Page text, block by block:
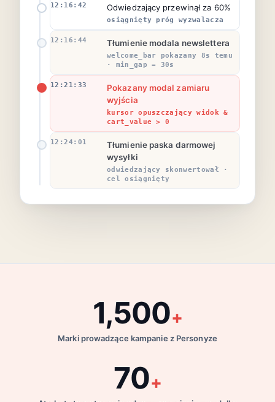
12:16:42 Odwiedzający przewinął za 60%
osiągnięty próg wyzwalacza
12:16:44 Tłumienie modala newslettera
welcome_bar pokazany 8s temu
· min_gap = 30s
12:21:33
Pokazany modal zamiaru
wyjścia
kursor opuszczający widok &
cart_value > 0
12:24:01
Tłumienie paska darmowej
wysyłki
odwiedzający skonwertował ·
cel osiągnięty
1,500+
Marki prowadzące kampanie z Personyze
70+